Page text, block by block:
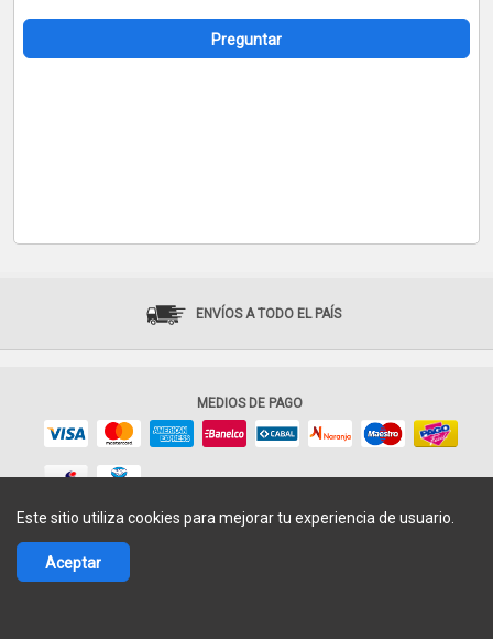
Preguntar
ENVÍOS A TODO EL PAÍS
MEDIOS DE PAGO
© 2017-2026 Fácil Shops - Todos los derechos reservados.
Este sitio utiliza cookies para mejorar tu experiencia de usuario.
Aceptar